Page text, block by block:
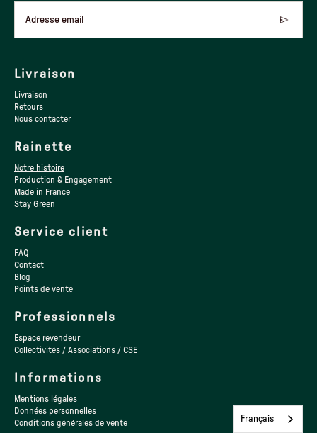
Adresse email
Livraison
Livraison
Retours
Nous contacter
Rainette
Notre histoire
Production & Engagement
Made in France
Stay Green
Service client
FAQ
Contact
Blog
Points de vente
Professionnels
Espace revendeur
Collectivités / Associations / CSE
Informations
Mentions légales
Données personnelles
Conditions générales de vente
Français